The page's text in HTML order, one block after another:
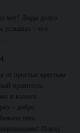
мог! Люди долго
услышал – его
от простых крестьян
правитель
и казнил
– добро
тень
Повод